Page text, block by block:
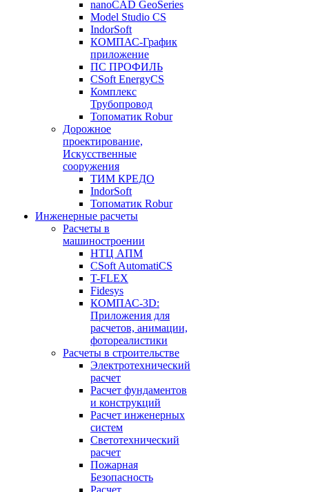
nanoCAD GeoSeries
Model Studio CS
IndorSoft
КОМПАС-График
приложение
ПС ПРОФИЛЬ
CSoft EnergyCS
Комплекс
Трубопровод
Топоматик Robur
Дорожное
проектирование,
Искусственные
сооружения
ТИМ КРЕДО
IndorSoft
Топоматик Robur
Инженерные расчеты
Расчеты в
машиностроении
НТЦ АПМ
CSoft AutomatiCS
T-FLEX
Fidesys
КОМПАС-3D:
Приложения для
расчетов, анимации,
фотореалистики
Расчеты в строительстве
Электротехнический
расчет
Расчет фундаментов
и конструкций
Расчет инженерных
систем
Светотехнический
расчет
Пожарная
Безопасность
Расчет